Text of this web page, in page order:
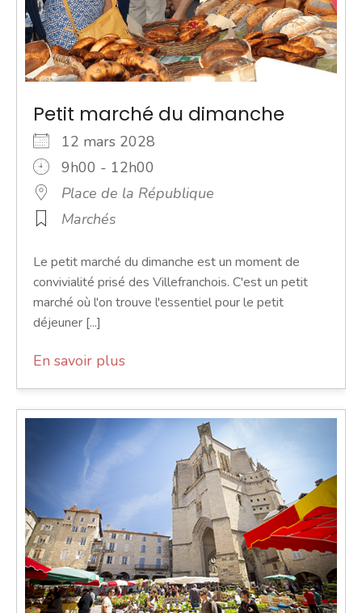
Petit marché du dimanche
12 mars 2028
9h00 - 12h00
Place de la République
Marchés
Le petit marché du dimanche est un moment de
convivialité prisé des Villefranchois. C'est un petit
marché où l'on trouve l'essentiel pour le petit
déjeuner [...]
En savoir plus